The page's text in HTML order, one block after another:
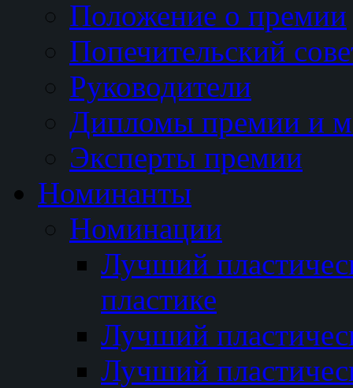
Положение о премии
Попечительский
Руководители
Дипломы премии и
Эксперты премии
Номинанты
Номинации
Лучший
пластике
Лучший
Лучший